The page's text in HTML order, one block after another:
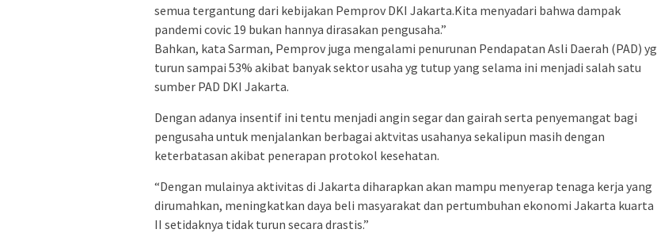
semua tergantung dari kebijakan Pemprov DKI Jakarta.Kita menyadari bahwa dampak
pandemi covic 19 bukan hannya dirasakan pengusaha.”
Bahkan, kata Sarman, Pemprov juga mengalami penurunan Pendapatan Asli Daerah (PAD) yg
turun sampai 53% akibat banyak sektor usaha yg tutup yang selama ini menjadi salah satu
sumber PAD DKI Jakarta.
Dengan adanya insentif ini tentu menjadi angin segar dan gairah serta penyemangat bagi
pengusaha untuk menjalankan berbagai aktvitas usahanya sekalipun masih dengan
keterbatasan akibat penerapan protokol kesehatan.
“Dengan mulainya aktivitas di Jakarta diharapkan akan mampu menyerap tenaga kerja yang
dirumahkan, meningkatkan daya beli masyarakat dan pertumbuhan ekonomi Jakarta kuarta
II setidaknya tidak turun secara drastis.”